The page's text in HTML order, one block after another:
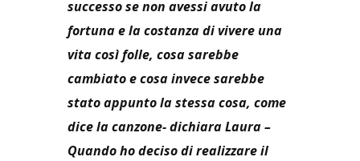
successo se non avessi avuto la
fortuna e la costanza di vivere una
vita così folle, cosa sarebbe
cambiato e cosa invece sarebbe
stato appunto la stessa cosa, come
dice la canzone- dichiara Laura –
Quando ho deciso di realizzare il